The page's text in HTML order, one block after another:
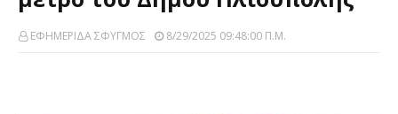
ΕΦΗΜΕΡΙΔΑ ΣΦΥΓΜΟΣ 8/29/2025 09:48:00 Π.μ.